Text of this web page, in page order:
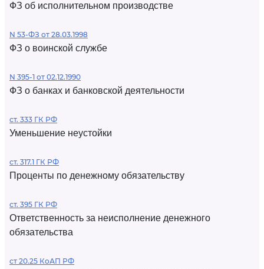
ФЗ об исполнительном производстве
N 53-ФЗ от 28.03.1998
ФЗ о воинской службе
N 395-1 от 02.12.1990
ФЗ о банках и банковской деятельности
ст. 333 ГК РФ
Уменьшение неустойки
ст. 317.1 ГК РФ
Проценты по денежному обязательству
ст. 395 ГК РФ
Ответственность за неисполнение денежного
обязательства
ст 20.25 КоАП РФ